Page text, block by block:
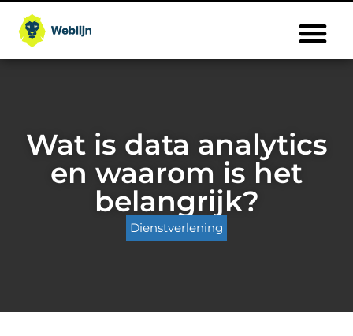
Wat is data analytics
en waarom is het
belangrijk?
Dienstverlening